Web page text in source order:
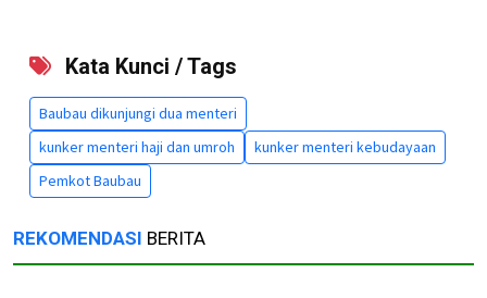
Kata Kunci / Tags
Baubau dikunjungi dua menteri
kunker menteri haji dan umroh
kunker menteri kebudayaan
Pemkot Baubau
REKOMENDASI BERITA